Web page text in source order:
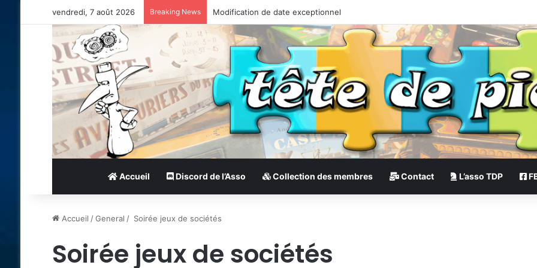
vendredi, 7 août 2026 Breaking News Modification de date exceptionnel
Accueil Discord de l’Asso Collection des membres Contact L’asso TDP
Accueil /General / Soirée jeux de sociétés
Soirée jeux de sociétés